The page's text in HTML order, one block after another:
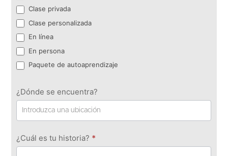
Clase privada
Clase personalizada
En línea
En persona
Paquete de autoaprendizaje
¿Dónde se encuentra?
¿Cuál es tu historia? *